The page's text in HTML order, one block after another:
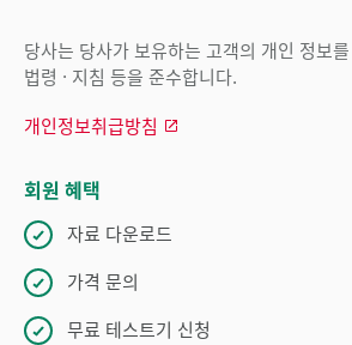
당사는 당사가 보유하는 고객의 개인 정보
법령 · 지침 등을 준수합니다.
개인정보취급방침
회원 혜택
자료 다운로드
가격 문의
무료 테스트기 신청